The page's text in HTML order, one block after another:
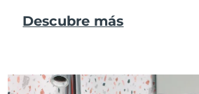
Descubre más